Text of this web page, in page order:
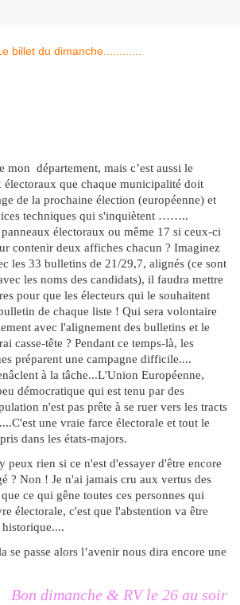
mon département, mais c’est aussi le
électoraux que chaque municipalité doit
de la prochaine élection (européenne) et
techniques qui s'inquiètent ……..
électoraux ou même 17 si ceux-ci
contenir deux affiches chacun ? Imaginez
les 33 bulletins de 21/29,7, alignés (ce sont
les noms des candidats), il faudra mettre
pour que les électeurs qui le souhaitent
de chaque liste ! Qui sera volontaire
avec l'alignement des bulletins et le
casse-tête ? Pendant ce temps-là, les
préparent une campagne difficile....
à la tâche...L'Union Européenne,
démocratique qui est tenu par des
n'est pas prête à se ruer vers les tracts
une vraie farce électorale et tout le
dans les états-majors.
peux rien si ce n'est d'essayer d'être encore
? Non ! Je n'ai jamais cru aux vertus des
ce qui gêne toutes ces personnes qui
électorale, c'est que l'abstention va être
se passe alors l’avenir nous dira encore une
Bon dimanche & RV le 26 au soir